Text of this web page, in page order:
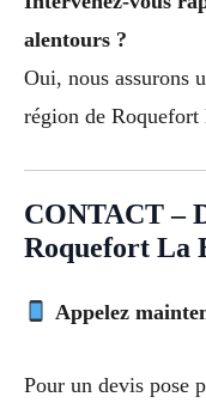
alentours ?
Oui, nous assurons
région de Roquefort
CONTACT –
Roquefort La
Appelez
Pour un devis pose